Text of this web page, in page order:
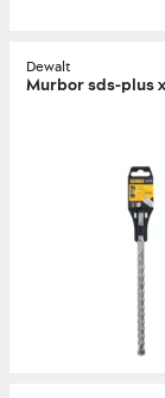
Dewalt
Murbor sds-plus